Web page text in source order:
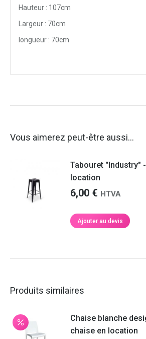
Hauteur : 107cm
Largeur : 70cm
longueur : 70cm
Vous aimerez peut-être aussi…
Tabouret "Industry"
location
6,00 € HTVA
Ajouter au devis
Produits similaires
Chaise blanche
chaise en location